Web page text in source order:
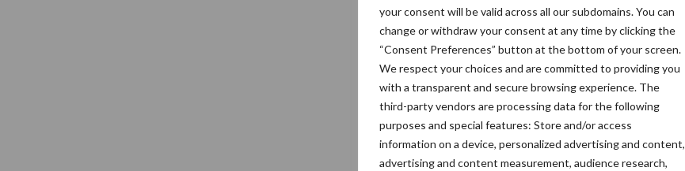
your consent will be valid across all our subdomains. You can
change or withdraw your consent at any time by clicking the
“Consent Preferences” button at the bottom of your screen.
We respect your choices and are committed to providing you
with a transparent and secure browsing experience. The
third-party vendors are processing data for the following
purposes and special features: Store and/or access
information on a device, personalized advertising and content,
advertising and content measurement, audience research,